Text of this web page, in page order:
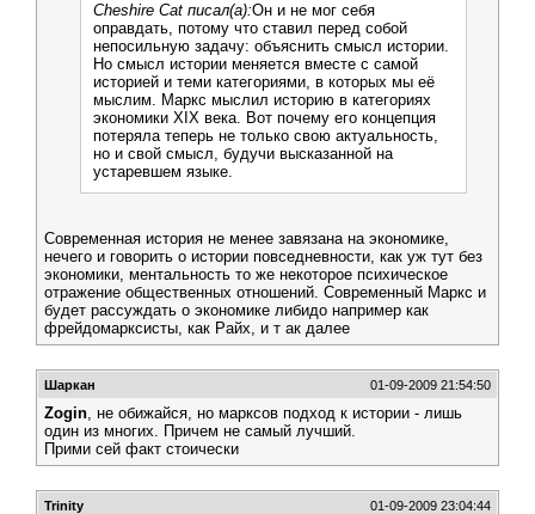
Cheshire Cat писал(а):Он и не мог себя
оправдать, потому что ставил перед собой
непосильную задачу: объяснить смысл истории.
Но смысл истории меняется вместе с самой
историей и теми категориями, в которых мы её
мыслим. Маркс мыслил историю в категориях
экономики XIX века. Вот почему его концепция
потеряла теперь не только свою актуальность,
но и свой смысл, будучи высказанной на
устаревшем языке.
Современная история не менее завязана на экономике,
нечего и говорить о истории повседневности, как уж тут без
экономики, ментальность то же некоторое психическое
отражение общественных отношений. Современный Маркс и
будет рассуждать о экономике либидо например как
фрейдомарксисты, как Райх, и т ак далее
Шаркан 01-09-2009 21:54:50
Zogin, не обижайся, но марксов подход к истории - лишь
один из многих. Причем не самый лучший.
Прими сей факт стоически
Trinity 01-09-2009 23:04:44